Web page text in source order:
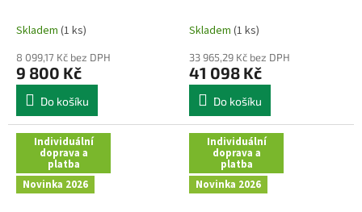
Skladem (1 ks)
8 099,17 Kč bez DPH
9 800 Kč
Do košíku
Skladem (1 ks)
33 965,29 Kč bez DPH
41 098 Kč
Do košíku
Individuální
doprava a
platba
Novinka 2026
Individuální
doprava a
platba
Novinka 2026